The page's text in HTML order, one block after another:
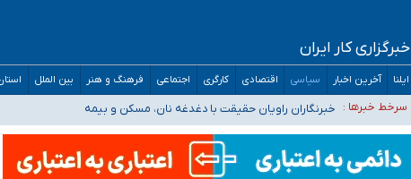
خبرگزاری کار ایران
ایلنا آخرین اخبار سیاسی اقتصادی کارگری اجتماعی فرهنگ و هنر بین الملل
سرخط خبرها :
تعویق آزمون ورودی دکترای تخصصی فرماندهی صحنه عملیات و دکترای تخصصی
خبرنگاران راویان حقیقت با دغدغه نان، مسکن و بیمه
هیچ پرستاری بازداشت یا اخراج نشده است/ از رئیس جمهور خواستیم ورود کند
ثبت‌نام بخش عمده دانش‌آموزان مدارس ایرانی امارات در کشور/ درباره محصلان